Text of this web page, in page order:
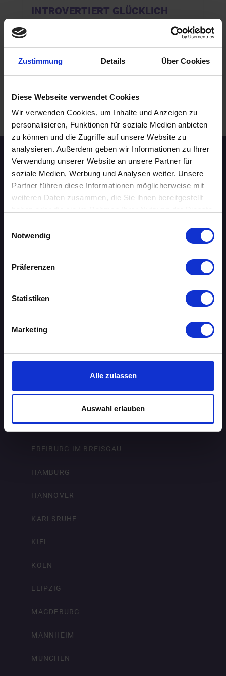
Zustimmung Details Über Cookies
Diese Webseite verwendet Cookies
Wir verwenden Cookies, um Inhalte und Anzeigen zu
personalisieren, Funktionen für soziale Medien anbieten
zu können und die Zugriffe auf unsere Website zu
analysieren. Außerdem geben wir Informationen zu Ihrer
Verwendung unserer Website an unsere Partner für
soziale Medien, Werbung und Analysen weiter. Unsere
Partner führen diese Informationen möglicherweise mit
weiteren Daten zusammen, die Sie ihnen bereitgestellt
Notwendig
Präferenzen
Statistiken
Marketing
Alle zulassen
Auswahl erlauben
INTROVERTIERT GLÜCKLICH
online
WEITERE EVENTS IN SAARBRÜCKEN
Speed-Dating Events
ÜBERSICHT
AUGSBURG
BREMEN
DORTMUND
FRANKFURT AM MAIN
FREIBURG IM BREISGAU
HAMBURG
HANNOVER
KARLSRUHE
KIEL
KÖLN
LEIPZIG
MAGDEBURG
MANNHEIM
MÜNCHEN